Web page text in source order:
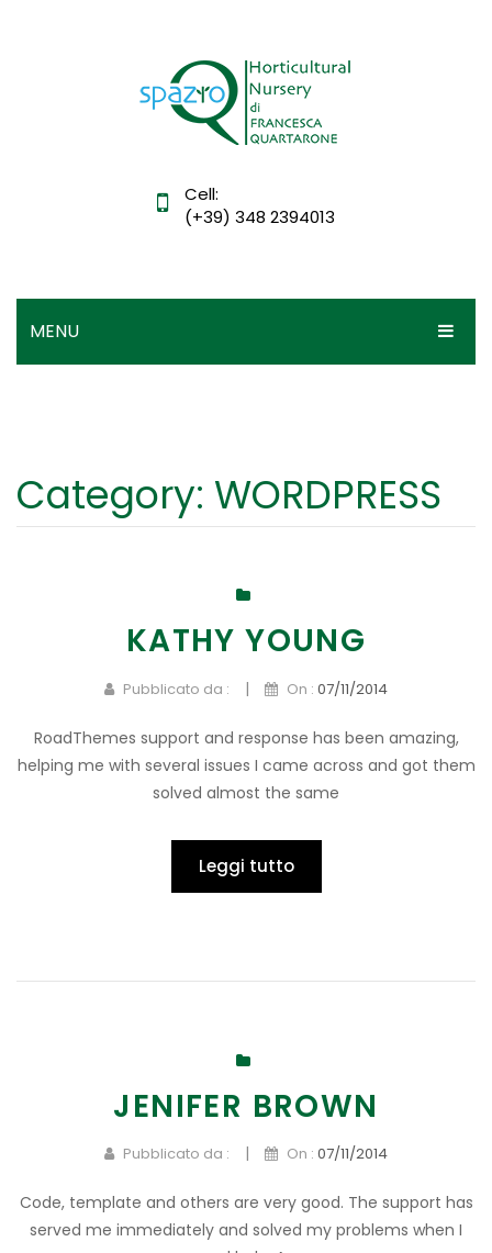
Cell:
(+39) 348 2394013
MENU
Mission, vision e valori
Aziende di produzione
Come fare un orto
Eventi Ricorrenze e Gadget
Piante aromatiche e officinali
DIDATTICA
Scuole
NEWS
Category: WORDPRESS
KATHY YOUNG
Pubblicato da : | On : 07/11/2014
RoadThemes support and response has been amazing,
helping me with several issues I came across and got them
solved almost the same
Leggi tutto
JENIFER BROWN
Pubblicato da : | On : 07/11/2014
Code, template and others are very good. The support has
served me immediately and solved my problems when I